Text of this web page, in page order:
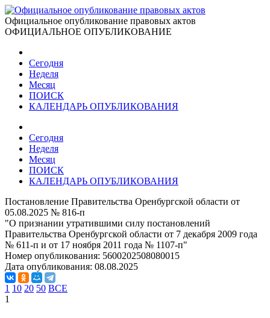
Официальное опубликование правовых актов
ОФИЦИАЛЬНОЕ ОПУБЛИКОВАНИЕ
Сегодня
Неделя
Месяц
ПОИСК
КАЛЕНДАРЬ ОПУБЛИКОВАНИЯ
Сегодня
Неделя
Месяц
ПОИСК
КАЛЕНДАРЬ ОПУБЛИКОВАНИЯ
Постановление Правительства Оренбургской области от
05.08.2025 № 816-п
"О признании утратившими силу постановлений
Правительства Оренбургской области от 7 декабря 2009 года
№ 611-п и от 17 ноября 2011 года № 1107-п"
Номер опубликования: 5600202508080015
Дата опубликования: 08.08.2025
1 10 20 50 ВСЕ
1